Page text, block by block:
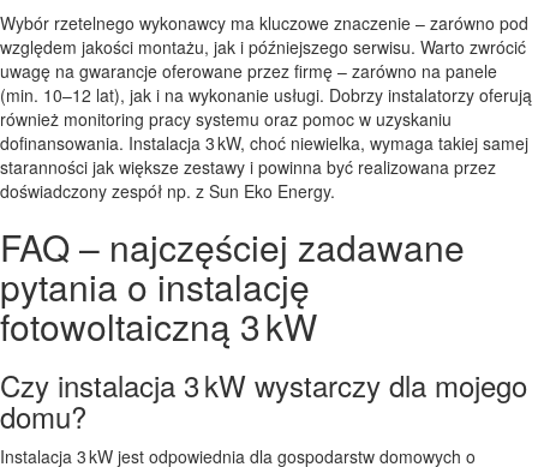
Wybór rzetelnego wykonawcy ma kluczowe znaczenie – zarówno pod
względem jakości montażu, jak i późniejszego serwisu. Warto zwrócić
uwagę na gwarancje oferowane przez firmę – zarówno na panele
(min. 10–12 lat), jak i na wykonanie usługi. Dobrzy instalatorzy oferują
również monitoring pracy systemu oraz pomoc w uzyskaniu
dofinansowania. Instalacja 3 kW, choć niewielka, wymaga takiej samej
staranności jak większe zestawy i powinna być realizowana przez
doświadczony zespół np. z Sun Eko Energy.
FAQ – najczęściej zadawane
pytania o instalację
fotowoltaiczną 3 kW
Czy instalacja 3 kW wystarczy dla mojego
domu?
Instalacja 3 kW jest odpowiednia dla gospodarstw domowych o